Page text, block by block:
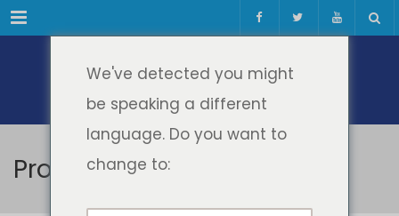
Meniul
Profesori & Invitați
We've detected you might
be speaking a different
language. Do you want to
change to: